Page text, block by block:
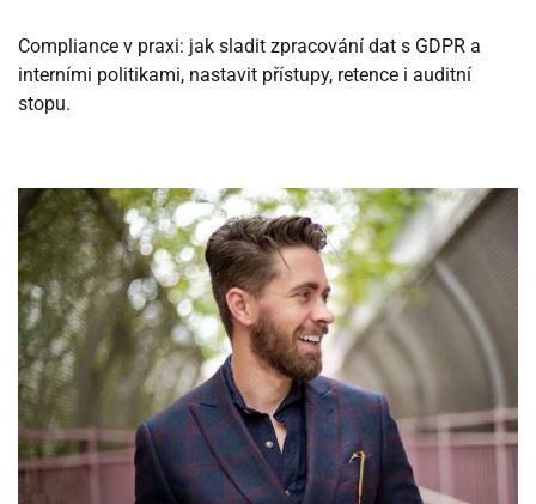
Compliance v praxi: jak sladit zpracování dat s GDPR a
interními politikami, nastavit přístupy, retence i auditní
stopu.